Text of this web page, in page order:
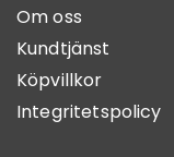
Om oss
Kundtjänst
Köpvillkor
Integritetspolicy